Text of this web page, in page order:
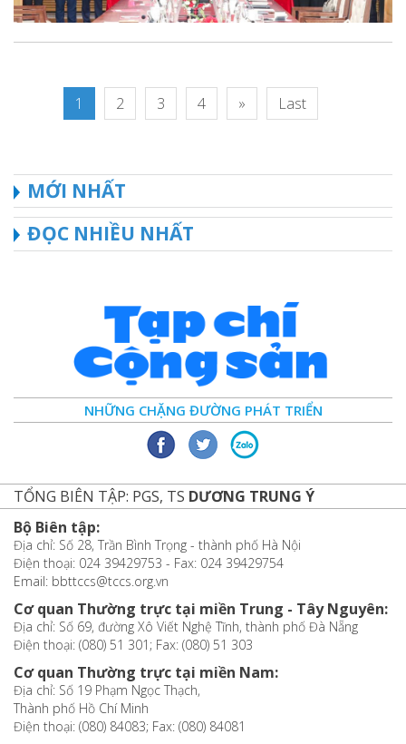
1 2 3 4 » Last
MỚI NHẤT
ĐỌC NHIỀU NHẤT
NHỮNG CHẶNG ĐƯỜNG PHÁT TRIỂN
TỔNG BIÊN TẬP: PGS, TS DƯƠNG TRUNG Ý
Bộ Biên tập:
Địa chỉ: Số 28, Trần Bình Trọng - thành phố Hà Nội
Điện thoại: 024 39429753 - Fax: 024 39429754
Email: bbttccs@tccs.org.vn
Cơ quan Thường trực tại miền Trung - Tây Nguyên:
Địa chỉ: Số 69, đường Xô Viết Nghệ Tĩnh, thành phố Đà Nẵng
Điện thoại: (080) 51 301; Fax: (080) 51 303
Cơ quan Thường trực tại miền Nam:
Địa chỉ: Số 19 Phạm Ngọc Thạch,
Thành phố Hồ Chí Minh
Điện thoại: (080) 84083; Fax: (080) 84081